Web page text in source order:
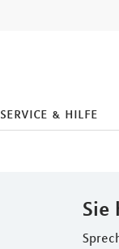
service & hilfe
Sie